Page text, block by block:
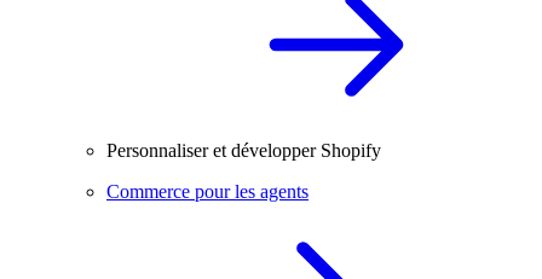
Personnaliser et développer Shopify
Commerce pour les agents